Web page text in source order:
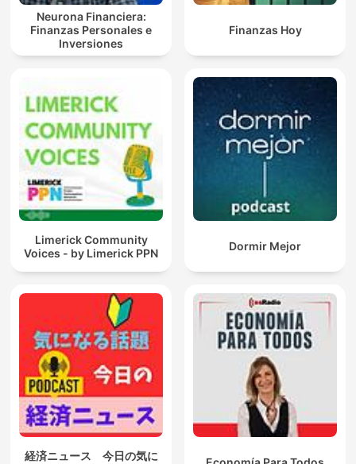
Neurona Financiera:
Finanzas Personales e
Inversiones
Finanzas Hoy
Limerick Community
Voices - by Limerick PPN
Dormir Mejor
経済ニュース 今日の気に